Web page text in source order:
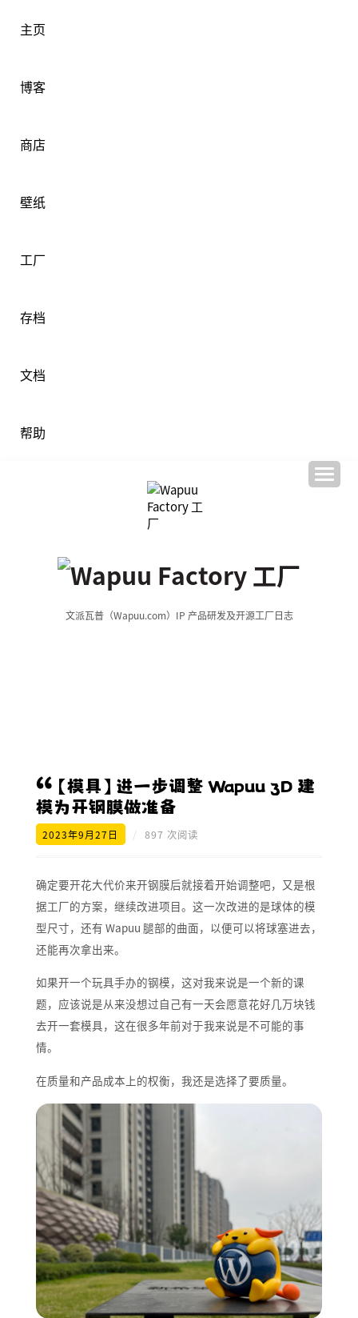
主页
博客
商店
壁纸
工厂
存档
文档
帮助
文派瓦普（Wapuu.com）IP 产品研发及开源工厂日志
【模具】进一步调整 Wapuu 3D 建
模为开钢膜做准备
2023年9月27日 / 897 次阅读
确定要开花大代价来开钢膜后就接着开始调整吧，又是根
据工厂的方案，继续改进项目。这一次改进的是球体的模
型尺寸，还有 Wapuu 腿部的曲面，以便可以将球塞进去，
还能再次拿出来。
如果开一个玩具手办的钢模，这对我来说是一个新的课
题，应该说是从来没想过自己有一天会愿意花好几万块钱
去开一套模具，这在很多年前对于我来说是不可能的事
情。
在质量和产品成本上的权衡，我还是选择了要质量。